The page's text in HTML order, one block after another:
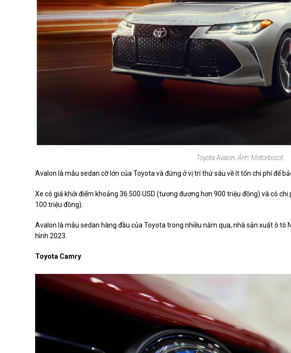
Toyota Avalon. Ảnh: Motorbiscit.
Avalon là mẫu sedan cỡ lớn của Toyota và đứng ở vị trí thứ sáu về ít tốn chi phí để
Xe có giá khởi điểm khoảng 36.500 USD (tương đương hơn 900 triệu đồng) và có
100 triệu đồng).
Avalon là mẫu sedan hàng đầu của Toyota trong nhiều năm qua, nhà sản xuất ô tô
hình 2023.
Toyota Camry